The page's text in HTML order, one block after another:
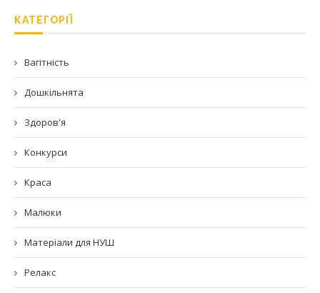
КАТЕГОРІЇ
Вагітність
Дошкільнята
Здоров'я
Конкурси
Краса
Малюки
Матеріали для НУШ
Релакс